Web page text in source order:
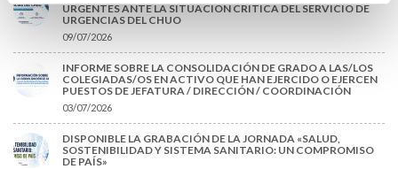
URGENTES ANTE LA SITUACIÓN CRÍTICA DEL SERVICIO DE
URGENCIAS DEL CHUO
09/07/2026
INFORME SOBRE LA CONSOLIDACIÓN DE GRADO A LAS/LOS
COLEGIADAS/OS EN ACTIVO QUE HAN EJERCIDO O EJERCEN
PUESTOS DE JEFATURA / DIRECCIÓN / COORDINACIÓN
03/07/2026
DISPONIBLE LA GRABACIÓN DE LA JORNADA «SALUD,
SOSTENIBILIDAD Y SISTEMA SANITARIO: UN COMPROMISO
DE PAÍS»